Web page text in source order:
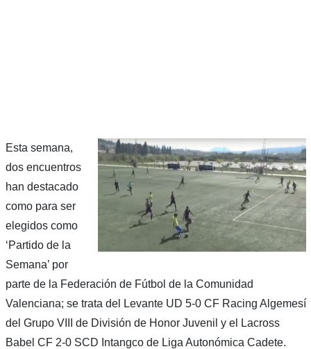
Esta semana,
dos encuentros
han destacado
como para ser
elegidos como
‘Partido de la
Semana’ por
parte de la Federación de Fútbol de la Comunidad
Valenciana; se trata del Levante UD 5-0 CF Racing Algemesí
del Grupo VIII de División de Honor Juvenil y el Lacross
Babel CF 2-0 SCD Intangco de Liga Autonómica Cadete.